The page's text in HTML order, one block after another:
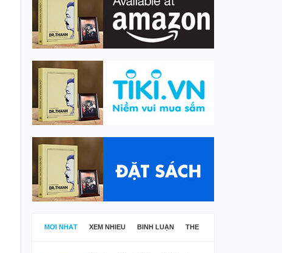
MỚI NHẤT XEM NHIỀU BÌNH LUẬN THẺ